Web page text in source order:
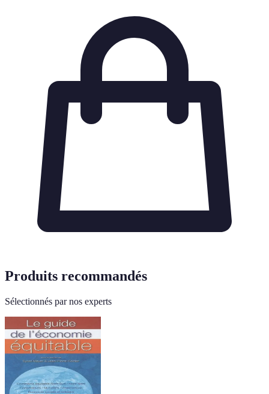
Produits recommandés
Sélectionnés par nos experts